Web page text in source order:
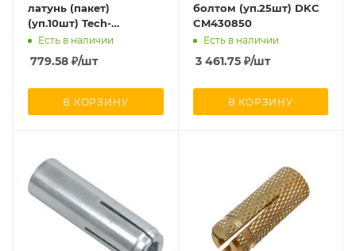
латунь (пакет)
(уп.10шт) Tech-
Krep/Zitar 106745
Есть в наличии
779.58 ₽/шт
В КОРЗИНУ
болтом (уп.25шт) DKC
CM430850
Есть в наличии
3 461.75₽/шт
В КОРЗИНУ